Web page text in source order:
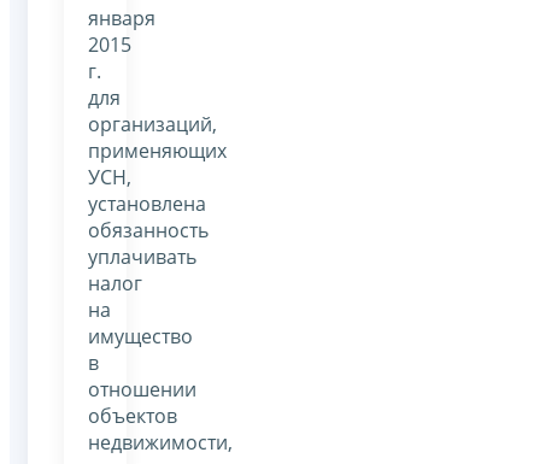
января
2015
г.
для
организаций,
применяющих
УСН,
установлена
обязанность
уплачивать
налог
на
имущество
в
отношении
объектов
недвижимости,